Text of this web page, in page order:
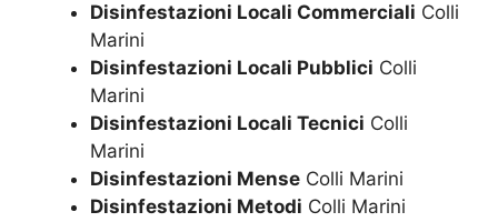
Disinfestazioni Locali Commerciali Colli
Marini
Disinfestazioni Locali Pubblici Colli
Marini
Disinfestazioni Locali Tecnici Colli
Marini
Disinfestazioni Mense Colli Marini
Disinfestazioni Metodi Colli Marini